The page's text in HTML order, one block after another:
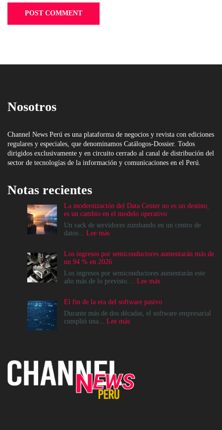
Nosotros
Channel News Perú es una plataforma de negocios y revista con ediciones
regulares y especiales, que denominamos Catálogos-Dossier. Todos
dirigidos exclusivamente y en circuito cerrado al canal de distribución del
sector de tecnologías de la información y comunicaciones en el Perú.
Notas recientes
La modernización del Data Center no es un destino,
es un cambio en el modelo operativo
Un rack de servidores zumbando en un centro de
datos... Lee más:
del
Data
Center
no
destino,
es
un
operativo
Los ingresos por semiconductores aumentarán más de
un 94 % en 2026
Los ingresos por semiconductores aumentarán este
año más de lo previsto.... Lee más:
por
semiconductores
El fin de la era del software pasivo
Durante más de dos décadas, el software empresarial
cumplió una... Lee más:
software
pasivo